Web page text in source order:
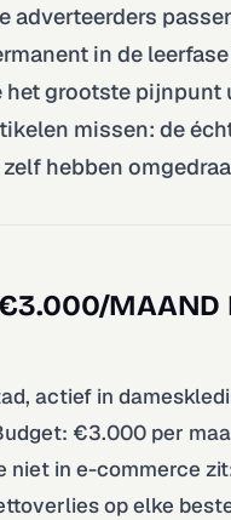
adverteerders
in de
het grootste pijnpunt
missen: de
hebben
€3.000/MAAND
actief in
€3.000 per
niet in e-commerce
op elke